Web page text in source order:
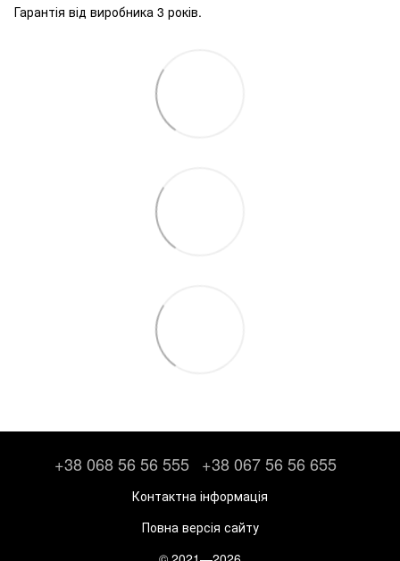
Гарантія від виробника 3 років.
+38 068 56 56 555 +38 067 56 56 655
Контактна інформація
Повна версія сайту